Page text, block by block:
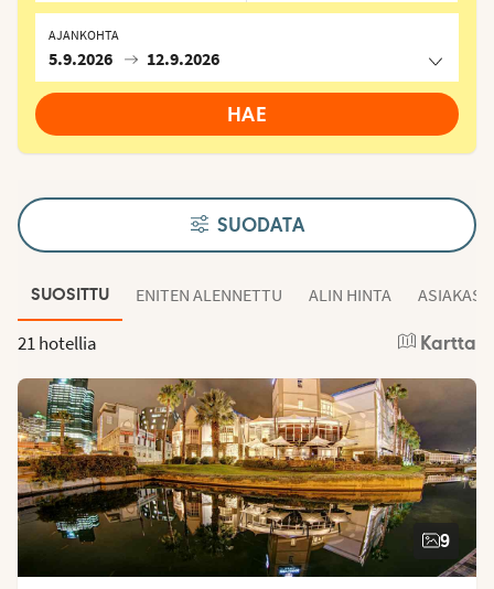
AJANKOHTA
5.9.2026 12.9.2026
HAE
SUODATA
SUOSITTU ENITEN ALENNETTU ALIN HINTA
21 hotellia Kartta
9